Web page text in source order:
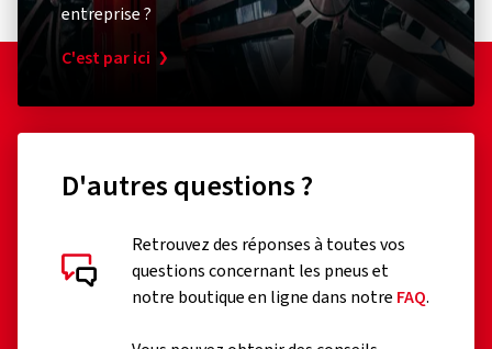
entreprise ?
C'est par ici
D'autres questions ?
Retrouvez des réponses à toutes vos
questions concernant les pneus et
notre boutique en ligne dans notre FAQ.